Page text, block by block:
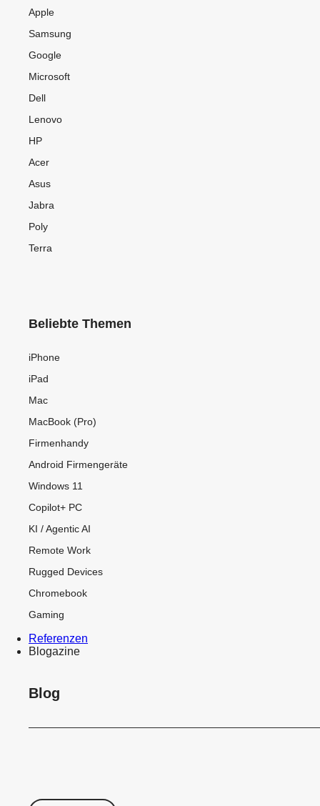
Apple
Samsung
Google
Microsoft
Dell
Lenovo
HP
Acer
Asus
Jabra
Poly
Terra
Beliebte Themen
iPhone
iPad
Mac
MacBook (Pro)
Firmenhandy
Android Firmengeräte
Windows 11
Copilot+ PC
KI / Agentic AI
Remote Work
Rugged Devices
Chromebook
Gaming
Referenzen
Blogazine
Blog